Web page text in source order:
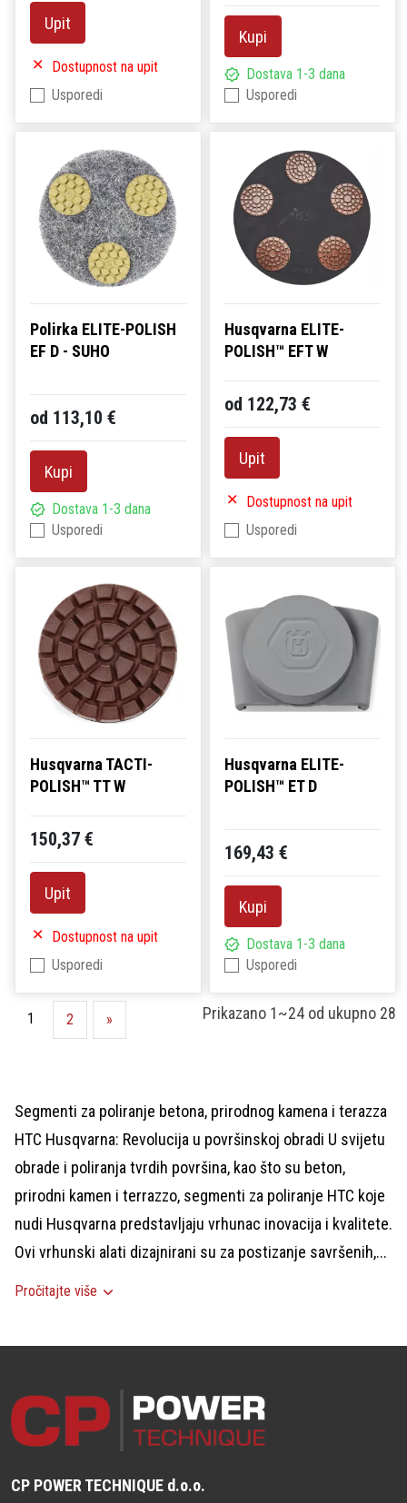
Upit
Dostupnost na upit
Usporedi
Kupi
Dostava 1-3 dana
Usporedi
Polirka ELITE-POLISH
EF D - SUHO
od 113,10 €
Kupi
Dostava 1-3 dana
Usporedi
Husqvarna ELITE-
POLISH™ EFT W
od 122,73 €
Upit
Dostupnost na upit
Usporedi
Husqvarna TACTI-
POLISH™ TT W
150,37 €
Upit
Dostupnost na upit
Usporedi
Husqvarna ELITE-
POLISH™ ET D
169,43 €
Kupi
Dostava 1-3 dana
Usporedi
1 2 » Prikazano 1~24 od ukupno 28
Segmenti za poliranje betona, prirodnog kamena i terazza
HTC Husqvarna: Revolucija u površinskoj obradi U svijetu
obrade i poliranja tvrdih površina, kao što su beton,
prirodni kamen i terrazzo, segmenti za poliranje HTC koje
nudi Husqvarna predstavljaju vrhunac inovacija i kvalitete.
Ovi vrhunski alati dizajnirani su za postizanje savršenih,...
Pročitajte više
CP POWER TECHNIQUE d.o.o.